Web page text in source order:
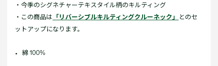
・今季のシグネチャーテキスタイル柄のキルティング
・この商品は 「リバーシブルキルティングクルーネック」 とのセ
ットアップになります。
綿 100%